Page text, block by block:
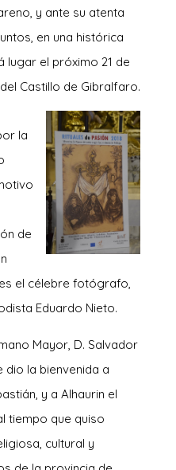
y ante su atenta
en una histórica
lugar el próximo 21 de
Castillo de Gibralfaro.
la
de
el célebre fotógrafo,
Eduardo Nieto.
Mayor, D. Salvador
dio la bienvenida a
y a Alhaurin el
tiempo que quiso
cultural y